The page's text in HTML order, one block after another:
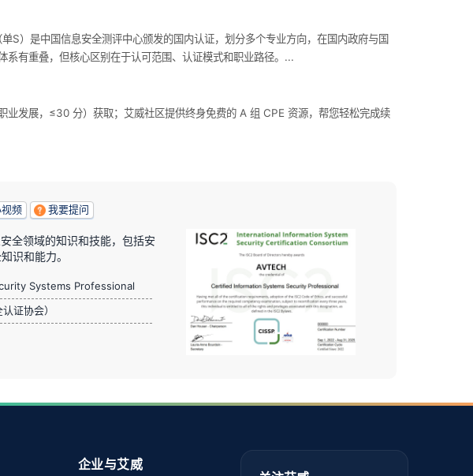
）是中国信息安全测评中心颁发的国内认证，划分多个专业方向，在国内政府与国
有重叠，但核心区别在于认可范围、认证模式和职业路径。...
发展，≤30 分）获取；艾威社区提供终身免费的 A 组 CPE 资源，帮您轻松完成续
频 我要提问
全领域的知识和技能，包括安
识和能力。
Systems Professional
证协会）
企业与艾威